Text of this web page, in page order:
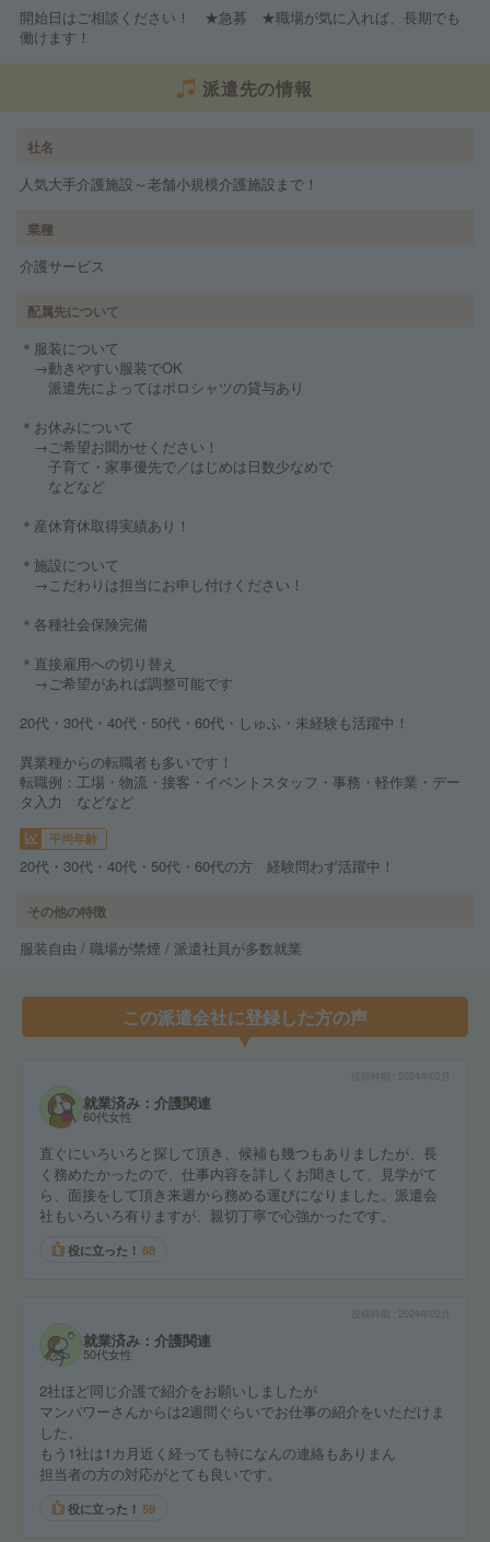
開始日はご相談ください！ ★急募 ★職場が気に入れば、長期でも
働けます！
派遣先の情報
社名
人気大手介護施設～老舗小規模介護施設まで！
業種
介護サービス
配属先について
＊服装について
→動きやすい服装でOK
派遣先によってはポロシャツの貸与あり
＊お休みについて
→ご希望お聞かせください！
子育て・家事優先で／はじめは日数少なめで
などなど
＊産休育休取得実績あり！
＊施設について
→こだわりは担当にお申し付けください！
＊各種社会保険完備
＊直接雇用への切り替え
→ご希望があれば調整可能です
20代・30代・40代・50代・60代・しゅふ・未経験も活躍中！
異業種からの転職者も多いです！
転職例：工場・物流・接客・イベントスタッフ・事務・軽作業・デー
タ入力 などなど
平均年齢
20代・30代・40代・50代・60代の方 経験問わず活躍中！
その他の特徴
服装自由 / 職場が禁煙 / 派遣社員が多数就業
この派遣会社に登録した方の声
2024年02月
就業済み：介護関連
60代女性
直ぐにいろいろと探して頂き、候補も幾つもありましたが、長
く務めたかったので、仕事内容を詳しくお聞きして、見学がて
ら、面接をして頂き来週から務める運びになりました。派遣会
社もいろいろ有りますが、親切丁寧で心強かったです。
役に立った！ 88
2024年02月
就業済み：介護関連
50代女性
2社ほど同じ介護で紹介をお願いしましたが
マンパワーさんからは2週間ぐらいでお仕事の紹介をいただけま
した。
もう1社は1カ月近く経っても特になんの連絡もありまん
担当者の方の対応がとても良いです。
役に立った！ 59